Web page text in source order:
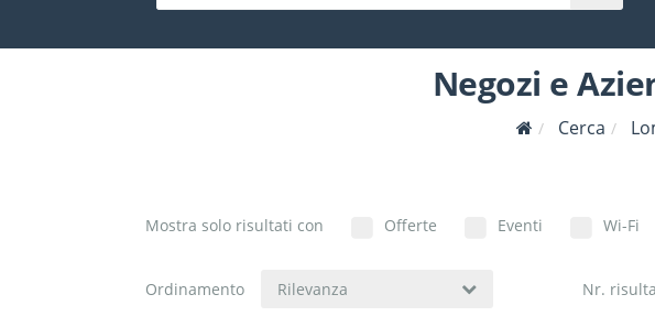
Negozi e
Cerca
Mostra solo risultati con Offerte Eventi Wi-Fi
Ordinamento Rilevanza Nr.